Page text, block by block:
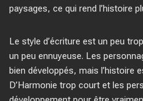
paysages, ce qui rend l’histoire
Le style d’écriture est un peu
un peu ennuyeuse. Les
bien développés, mais l’histoire
D’Harmonie trop court et les